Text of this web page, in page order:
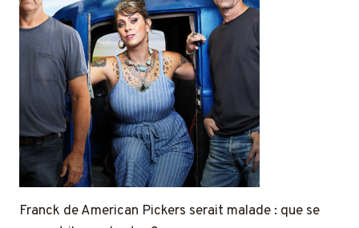
Franck de American Pickers serait malade : que se